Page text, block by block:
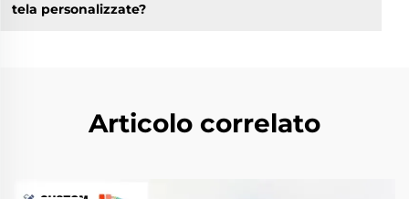
tela personalizzate?
Articolo correlato